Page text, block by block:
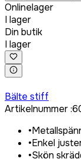
Onlinelager
I lager
Din butik
I lager
Bälte stiff
Artikelnummer:
•
•Enkel
•Skön